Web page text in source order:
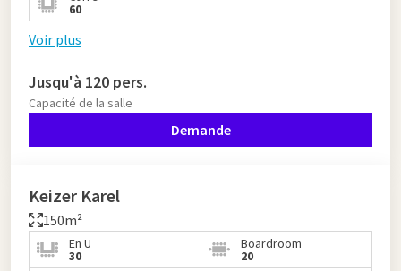
60
Voir plus
Jusqu'à 120 pers.
Capacité de la salle
Demande
Keizer Karel
150m²
En U
30
Boardroom
20